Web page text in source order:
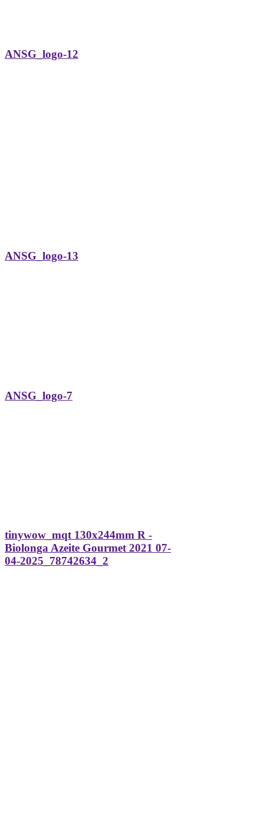
ANSG_logo-12
ANSG_logo-13
ANSG_logo-7
tinywow_mqt 130x244mm R -
Biolonga Azeite Gourmet 2021 07-
04-2025_78742634_2